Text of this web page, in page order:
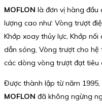
MOFLON là đơn vị hàng đầu
lượng cao như: Vòng trượt
Khớp xoay thủy lực, Khớp
dẫn sóng, Vòng trượt cho
các dòng vòng trượt đạt tiêu
Được thành lập từ năm 1995,
MOFLON đã không ngừng